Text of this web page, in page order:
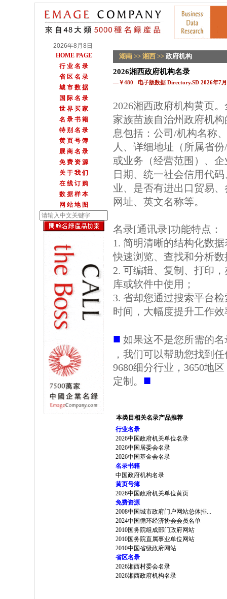
2026年8月8日
HOME PAGE
行 业 名 录
省 区 名 录
城 市 数 据
国 际 名 录
世 界 买 家
名 录 书 籍
特 别 名 录
黄 页 号 簿
展 商 名 录
免 费 资 源
关 于 我 们
在 线 订 购
数 据 样 本
网 站 地 图
湖南 >> 湘西 >> 政府机构
2026湘西政府机构名录
—￥480 电子版数据 Directory.SD 2026年7
2026湘西政府机构黄页
家族苗族自治州政府机
息包括：公司/机构名称
人、详细地址（所属省
或业务（经营范围）、
日期、统一社会信用代
业、是否有进出口贸易
网址、英文名称等。
名录[通讯录]功能特点：
1. 简明清晰的结构化数
快速浏览、查找和分析数
2. 可编辑、复制、打印
库或软件中使用；
3. 省却您通过搜索平台
时间，大幅度提升工作效
■ 如果这不是您所需的
，我们可以帮助您找到
9680细分行业，3650地
定制。 ■
本类目相关名录产品推荐
行业名录
2026中国政府机关单位名录
2026中国居委会名录
2026中国基金会名录
名录书籍
中国政府机构名录
黄页号簿
2026中国政府机关单位黄页
免费资源
2008中国城市政府门户网站总体排...
2024中国循环经济协会会员名单
2010国务院组成部门政府网站
2010国务院直属事业单位网站
2010中国省级政府网站
省区名录
2026湘西村委会名录
2026湘西政府机构名录